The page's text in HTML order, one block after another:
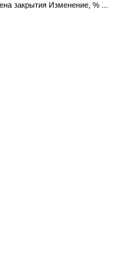
закрытия Изменение, % ...